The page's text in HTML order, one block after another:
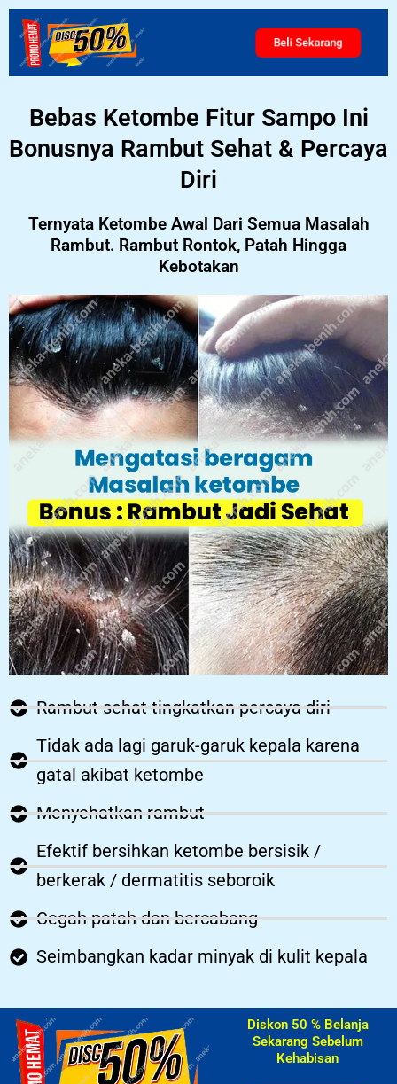
Beli Sekarang
Bebas Ketombe Fitur Sampo Ini
Bonusnya Rambut Sehat & Percaya
Diri
Ternyata Ketombe Awal Dari Semua Masalah
Rambut. Rambut Rontok, Patah Hingga
Kebotakan
Rambut sehat tingkatkan percaya diri
Tidak ada lagi garuk-garuk kepala karena
gatal akibat ketombe
Menyehatkan rambut
Efektif bersihkan ketombe bersisik /
berkerak / dermatitis seboroik
Cegah patah dan bercabang
Seimbangkan kadar minyak di kulit kepala
Diskon 50 % Belanja
Sekarang Sebelum
Kehabisan​